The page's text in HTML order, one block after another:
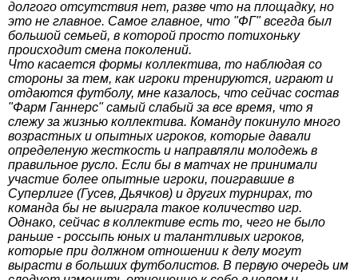
долгого отсутствия нет, разве что на площадку, но
это не главное. Самое главное, что "ФГ" всегда был
большой семьей, в которой просто потихоньку
происходит смена поколений.
Что касается формы коллектива, то наблюдая со
стороны за тем, как игроки тренируются, играют и
отдаются футболу, мне казалось, что сейчас состав
"Фарм Ганнерс" самый слабый за все время, что я
слежу за жизнью коллектива. Команду покинуло много
возрастных и опытных игроков, которые давали
определеную жесткость и направляли молодежь в
правильное русло. Если бы в матчах не принимали
участие более опытные игроки, поигравшие в
Суперлиге (Гусев, Дьячков) и других турнирах, то
команда бы не выиграла такое количество игр.
Однако, сейчас в коллективе есть то, чего не было
раньше - россыпь юных и талантливых игроков,
которые при должном отношении к делу могут
вырасти в больших футболистов. В первую очередь им